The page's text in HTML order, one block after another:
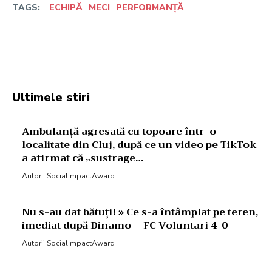
TAGS: ECHIPĂ MECI PERFORMANȚĂ
Ultimele stiri
Ambulanță agresată cu topoare într-o
localitate din Cluj, după ce un video pe TikTok
a afirmat că „sustrage…
Autorii SocialImpactAward
Nu s-au dat bătuți! » Ce s-a întâmplat pe teren,
imediat după Dinamo – FC Voluntari 4-0
Autorii SocialImpactAward